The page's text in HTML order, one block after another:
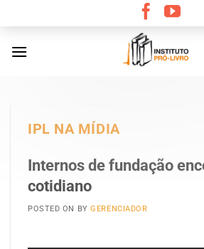
content
IPL NA MÍDIA
Internos de fundação
cotidiano
POSTED ON BYGERENCIADOR